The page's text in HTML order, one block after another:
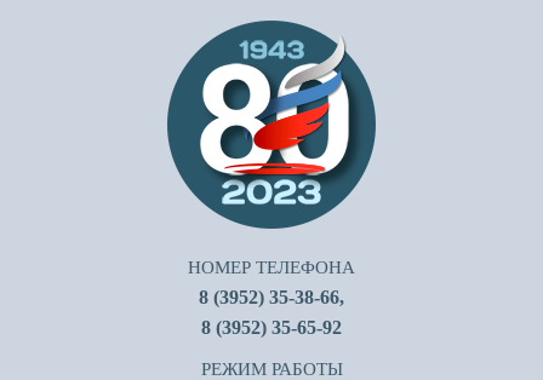
НОМЕР ТЕЛЕФОНА
8 (3952) 35-38-66,
8 (3952) 35-65-92
РЕЖИМ РАБОТЫ